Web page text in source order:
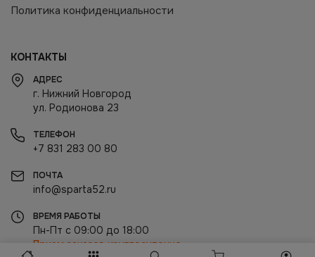
Политика конфиденциальности
КОНТАКТЫ
АДРЕС
г. Нижний Новгород
ул. Родионова 23
ТЕЛЕФОН
+7 831 283 00 80
ПОЧТА
info@sparta52.ru
ВРЕМЯ РАБОТЫ
Пн-Пт с 09:00 до 18:00
Прием заказов круглосуточно